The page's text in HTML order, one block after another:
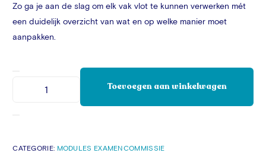
Zo ga je aan de slag om elk vak vlot te kunnen verwerken mét
een duidelijk overzicht van wat en op welke manier moet
aanpakken.
Toevoegen aan winkelwagen
CATEGORIE: MODULES EXAMENCOMMISSIE